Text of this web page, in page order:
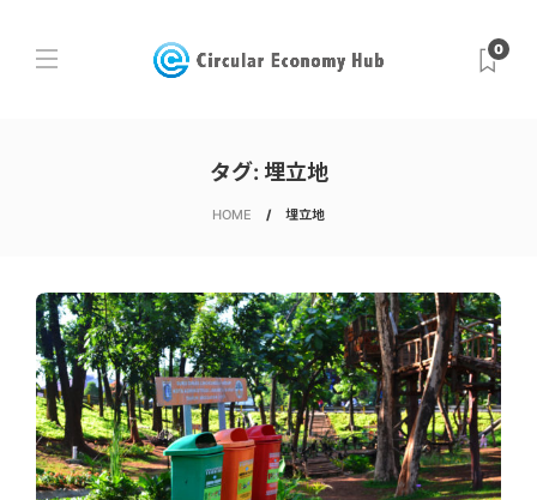
0
タグ: 埋立地
HOME 埋立地